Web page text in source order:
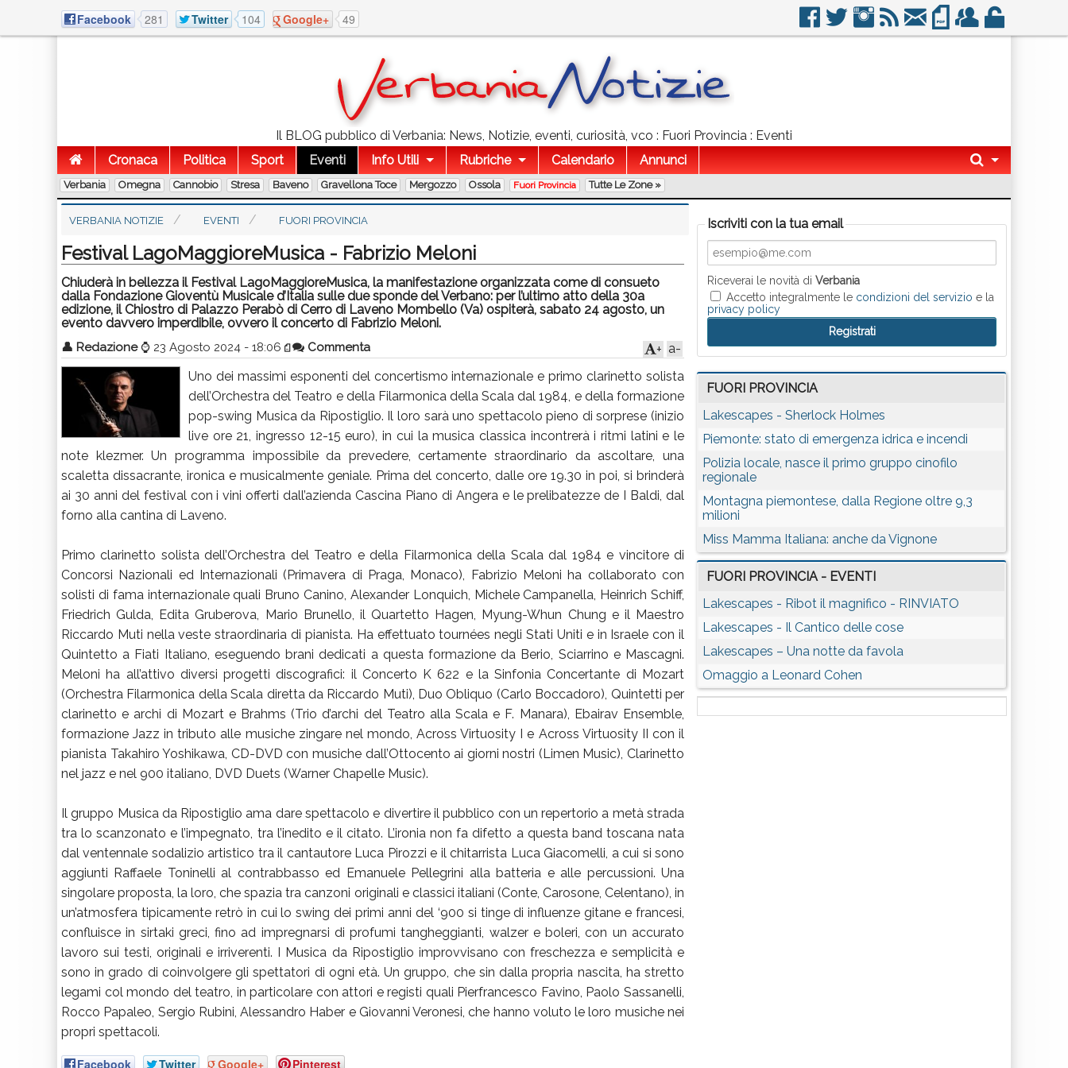
Facebook 281 Twitter 104 Google+ 49
Il BLOG pubblico di Verbania: News, Notizie, eventi, curiosità, vco : Fuori Provincia : Eventi
Cronaca
Politica Sport Eventi Info Utili Rubriche Calendario Annunci
Verbania Omegna Cannobio Stresa Baveno Gravellona Toce Mergozzo Ossola Fuori Provincia Tutte Le Zone »
VERBANIA NOTIZIE EVENTI FUORI PROVINCIA
Festival LagoMaggioreMusica - Fabrizio Meloni
Chiuderà in bellezza il Festival LagoMaggioreMusica, la manifestazione organizzata come di consueto
dalla Fondazione Gioventù Musicale d’Italia sulle due sponde del Verbano: per l’ultimo atto della 30a
edizione, il Chiostro di Palazzo Perabò di Cerro di Laveno Mombello (Va) ospiterà, sabato 24 agosto, un
evento davvero imperdibile, ovvero il concerto di Fabrizio Meloni.
👤 Redazione ⌚ 23 Agosto 2024 - 18:06 Commenta a-
+
Uno dei massimi esponenti del concertismo internazionale e primo clarinetto solista
dell’Orchestra del Teatro e della Filarmonica della Scala dal 1984, e della formazione
pop-swing Musica da Ripostiglio. Il loro sarà uno spettacolo pieno di sorprese (inizio
live ore 21, ingresso 12-15 euro), in cui la musica classica incontrerà i ritmi latini e le
note klezmer. Un programma impossibile da prevedere, certamente straordinario da ascoltare, una
scaletta dissacrante, ironica e musicalmente geniale. Prima del concerto, dalle ore 19.30 in poi, si brinderà
ai 30 anni del festival con i vini offerti dall’azienda Cascina Piano di Angera e le prelibatezze de I Baldi, dal
forno alla cantina di Laveno.
Primo clarinetto solista dell’Orchestra del Teatro e della Filarmonica della Scala dal 1984 e vincitore di
Concorsi Nazionali ed Internazionali (Primavera di Praga, Monaco), Fabrizio Meloni ha collaborato con
solisti di fama internazionale quali Bruno Canino, Alexander Lonquich, Michele Campanella, Heinrich Schiff,
Friedrich Gulda, Edita Gruberova, Mario Brunello, il Quartetto Hagen, Myung-Whun Chung e il Maestro
Riccardo Muti nella veste straordinaria di pianista. Ha effettuato tournées negli Stati Uniti e in Israele con il
Quintetto a Fiati Italiano, eseguendo brani dedicati a questa formazione da Berio, Sciarrino e Mascagni.
Meloni ha all’attivo diversi progetti discografici: il Concerto K 622 e la Sinfonia Concertante di Mozart
(Orchestra Filarmonica della Scala diretta da Riccardo Muti), Duo Obliquo (Carlo Boccadoro), Quintetti per
clarinetto e archi di Mozart e Brahms (Trio d’archi del Teatro alla Scala e F. Manara), Ebairav Ensemble,
formazione Jazz in tributo alle musiche zingare nel mondo, Across Virtuosity I e Across Virtuosity II con il
pianista Takahiro Yoshikawa, CD-DVD con musiche dall’Ottocento ai giorni nostri (Limen Music), Clarinetto
nel jazz e nel 900 italiano, DVD Duets (Warner Chapelle Music).
Il gruppo Musica da Ripostiglio ama dare spettacolo e divertire il pubblico con un repertorio a metà strada
tra lo scanzonato e l’impegnato, tra l’inedito e il citato. L’ironia non fa difetto a questa band toscana nata
dal ventennale sodalizio artistico tra il cantautore Luca Pirozzi e il chitarrista Luca Giacomelli, a cui si sono
aggiunti Raffaele Toninelli al contrabbasso ed Emanuele Pellegrini alla batteria e alle percussioni. Una
singolare proposta, la loro, che spazia tra canzoni originali e classici italiani (Conte, Carosone, Celentano), in
un’atmosfera tipicamente retrò in cui lo swing dei primi anni del ‘900 si tinge di influenze gitane e francesi,
confluisce in sirtaki greci, fino ad impregnarsi di profumi tangheggianti, walzer e boleri, con un accurato
lavoro sui testi, originali e irriverenti. I Musica da Ripostiglio improvvisano con freschezza e semplicità e
sono in grado di coinvolgere gli spettatori di ogni età. Un gruppo, che sin dalla propria nascita, ha stretto
legami col mondo del teatro, in particolare con attori e registi quali Pierfrancesco Favino, Paolo Sassanelli,
Rocco Papaleo, Sergio Rubini, Alessandro Haber e Giovanni Veronesi, che hanno voluto le loro musiche nei
propri spettacoli.
Facebook Twitter Google+ Pinterest
Iscriviti con la tua email
Riceverai le novità diVerbania
Accetto integralmente le condizioni del servizio e la
privacy policy
FUORI PROVINCIA
Lakescapes - Sherlock Holmes
Piemonte: stato di emergenza idrica e incendi
Polizia locale, nasce il primo gruppo cinofilo
regionale
Montagna piemontese, dalla Regione oltre 9,3
milioni
Miss Mamma Italiana: anche da Vignone
FUORI PROVINCIA - EVENTI
Lakescapes - Ribot il magnifico - RINVIATO
Lakescapes - Il Cantico delle cose
Lakescapes – Una notte da favola
Omaggio a Leonard Cohen